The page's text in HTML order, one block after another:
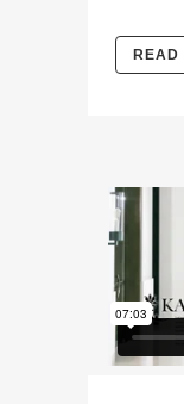
READ